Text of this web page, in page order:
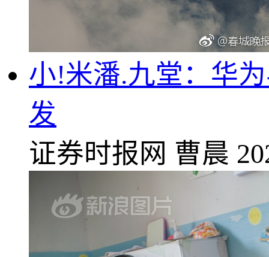
小!米潘.九堂：华
发
证券时报网 曹晨